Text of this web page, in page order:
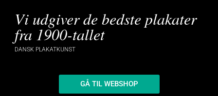
Vi udgiver de bedste plakater
fra 1900-tallet
DANSK PLAKATKUNST
GÅ TIL WEBSHOP